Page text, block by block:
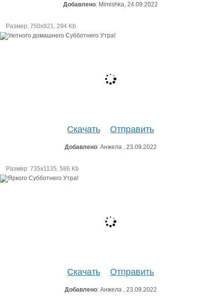
Добавлено: Mimishka, 24.09.2022
Размер: 750х821, 294 Kb
Скачать Отправить
Добавлено: Анжела , 23.09.2022
Размер: 735х1135, 586 Kb
Скачать Отправить
Добавлено: Анжела , 23.09.2022